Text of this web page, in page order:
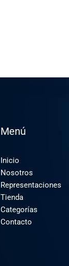
Menú
Inicio
Nosotros
Representaciones
Tienda
Categorías
Contacto